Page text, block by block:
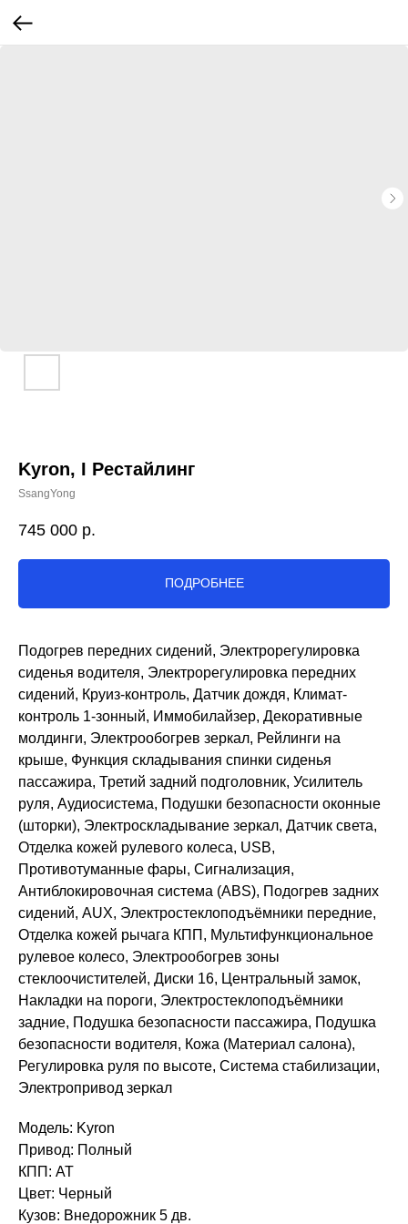
Kyron, I Рестайлинг
SsangYong
745 000 р.
ПОДРОБНЕЕ
Подогрев передних сидений, Электрорегулировка
сиденья водителя, Электрорегулировка передних
сидений, Круиз-контроль, Датчик дождя, Климат-
контроль 1-зонный, Иммобилайзер, Декоративные
молдинги, Электрообогрев зеркал, Рейлинги на
крыше, Функция складывания спинки сиденья
пассажира, Третий задний подголовник, Усилитель
руля, Аудиосистема, Подушки безопасности оконные
(шторки), Электроскладывание зеркал, Датчик света,
Отделка кожей рулевого колеса, USB,
Противотуманные фары, Сигнализация,
Антиблокировочная система (ABS), Подогрев задних
сидений, AUX, Электростеклоподъёмники передние,
Отделка кожей рычага КПП, Мультифункциональное
рулевое колесо, Электрообогрев зоны
стеклоочистителей, Диски 16, Центральный замок,
Накладки на пороги, Электростеклоподъёмники
задние, Подушка безопасности пассажира, Подушка
безопасности водителя, Кожа (Материал салона),
Регулировка руля по высоте, Система стабилизации,
Электропривод зеркал
Модель: Kyron
Привод: Полный
КПП: AT
Цвет: Черный
Кузов: Внедорожник 5 дв.